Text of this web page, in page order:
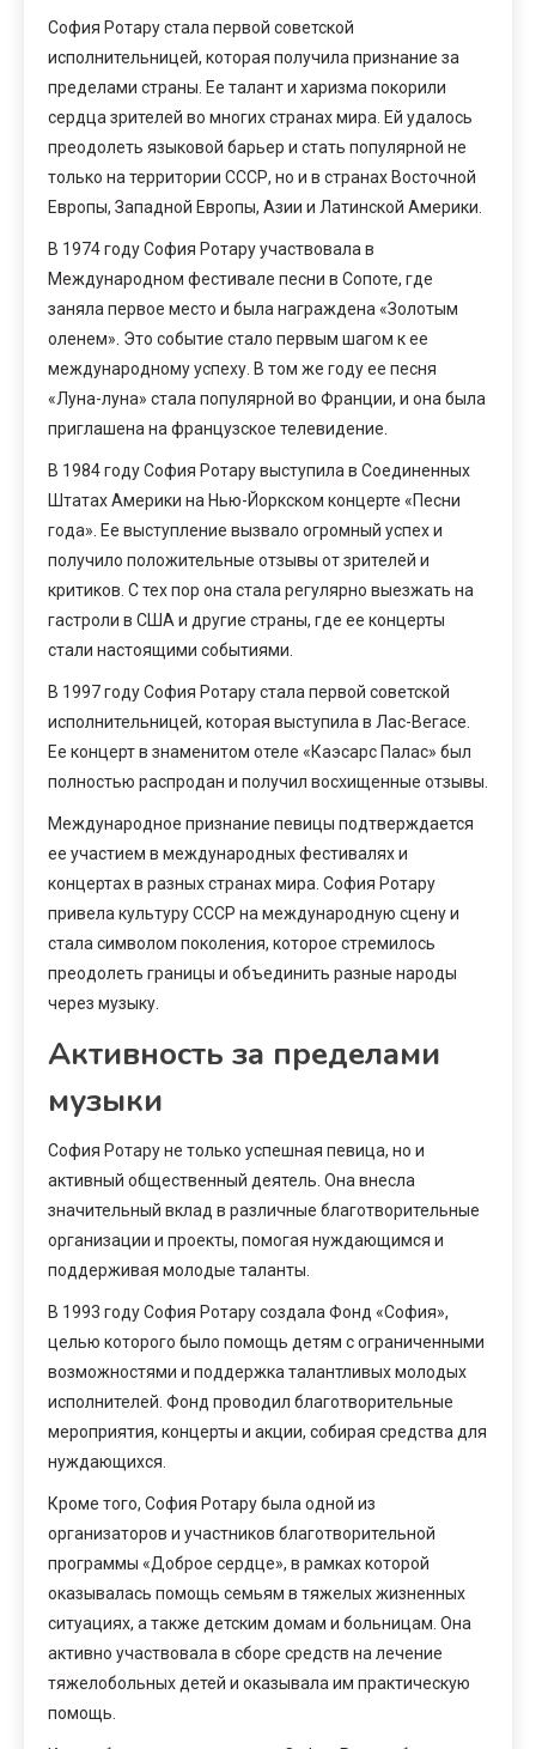
София Ротару стала первой советской
исполнительницей, которая получила признание за
пределами страны. Ее талант и харизма покорили
сердца зрителей во многих странах мира. Ей удалось
преодолеть языковой барьер и стать популярной не
только на территории СССР, но и в странах Восточной
Европы, Западной Европы, Азии и Латинской Америки.
В 1974 году София Ротару участвовала в
Международном фестивале песни в Сопоте, где
заняла первое место и была награждена «Золотым
оленем». Это событие стало первым шагом к ее
международному успеху. В том же году ее песня
«Луна-луна» стала популярной во Франции, и она была
приглашена на французское телевидение.
В 1984 году София Ротару выступила в Соединенных
Штатах Америки на Нью-Йоркском концерте «Песни
года». Ее выступление вызвало огромный успех и
получило положительные отзывы от зрителей и
критиков. С тех пор она стала регулярно выезжать на
гастроли в США и другие страны, где ее концерты
стали настоящими событиями.
В 1997 году София Ротару стала первой советской
исполнительницей, которая выступила в Лас-Вегасе.
Ее концерт в знаменитом отеле «Каэсарс Палас» был
полностью распродан и получил восхищенные отзывы.
Международное признание певицы подтверждается
ее участием в международных фестивалях и
концертах в разных странах мира. София Ротару
привела культуру СССР на международную сцену и
стала символом поколения, которое стремилось
преодолеть границы и объединить разные народы
через музыку.
Активность за пределами
музыки
София Ротару не только успешная певица, но и
активный общественный деятель. Она внесла
значительный вклад в различные благотворительные
организации и проекты, помогая нуждающимся и
поддерживая молодые таланты.
В 1993 году София Ротару создала Фонд «София»,
целью которого было помощь детям с ограниченными
возможностями и поддержка талантливых молодых
исполнителей. Фонд проводил благотворительные
мероприятия, концерты и акции, собирая средства для
нуждающихся.
Кроме того, София Ротару была одной из
организаторов и участников благотворительной
программы «Доброе сердце», в рамках которой
оказывалась помощь семьям в тяжелых жизненных
ситуациях, а также детским домам и больницам. Она
активно участвовала в сборе средств на лечение
тяжелобольных детей и оказывала им практическую
помощь.